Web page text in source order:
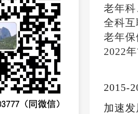
老年
全科
老年
2022
2015-
加速